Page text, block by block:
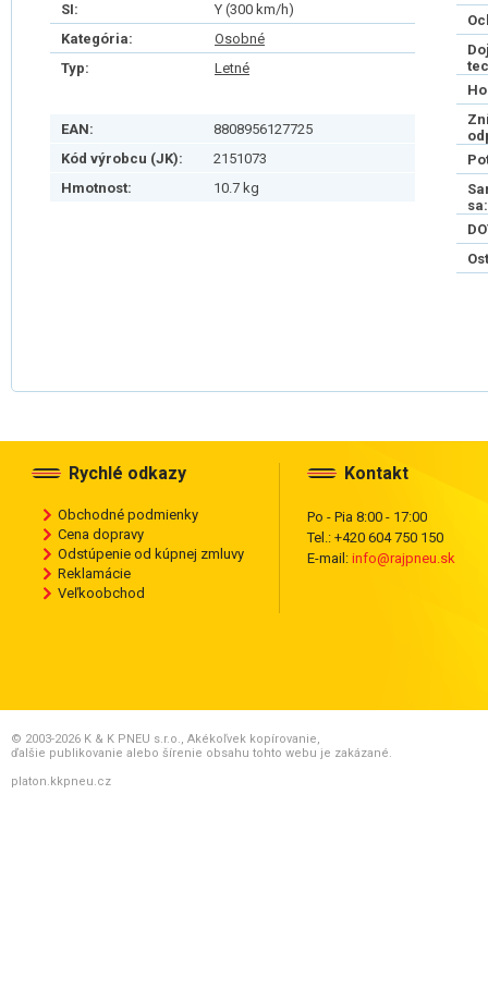
SI:
Y (300 km/h)
Kategória:
Osobné
Typ:
Letné
EAN:
8808956127725
Kód výrobcu (JK):
2151073
Hmotnost:
10.7 kg
sa:
Rychlé odkazy
Obchodné podmienky
Cena dopravy
Odstúpenie od kúpnej zmluvy
Reklamácie
Veľkoobchod
Kontakt
Po - Pia 8:00 - 17:00
Tel.: +420 604 750 150
E-mail: info@rajpneu.sk
© 2003-2026 K & K PNEU s.r.o., Akékoľvek kopírovanie,
ďalšie publikovanie alebo šírenie obsahu tohto webu je zakázané.
platon.kkpneu.cz